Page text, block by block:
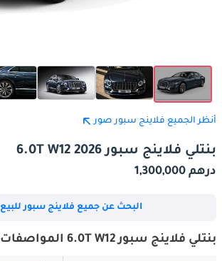
أنظر الجميع فلاينج سبور صور
بنتلي فلاينج سبور 6.0T W12 2026
درهم 1,300,000
البحث عن جميع فلاينج سبور للبيع
بنتلي فلاينج سبور 6.0T W12 المواصفات الأساسية